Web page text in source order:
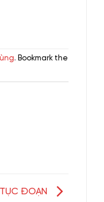
. Bookmark the
TỤC ĐOẠN